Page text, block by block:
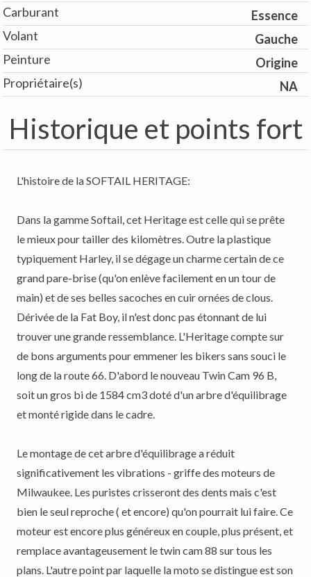
Carburant
Essence
Volant
Gauche
Peinture
Origine
Propriétaire(s)
NA
Historique et points fort
L'histoire de la SOFTAIL HERITAGE:
Dans la gamme Softail, cet Heritage est celle qui se prête
le mieux pour tailler des kilomètres. Outre la plastique
typiquement Harley, il se dégage un charme certain de ce
grand pare-brise (qu'on enlève facilement en un tour de
main) et de ses belles sacoches en cuir ornées de clous.
Dérivée de la Fat Boy, il n'est donc pas étonnant de lui
trouver une grande ressemblance. L'Heritage compte sur
de bons arguments pour emmener les bikers sans souci le
long de la route 66. D'abord le nouveau Twin Cam 96 B,
soit un gros bi de 1584 cm3 doté d'un arbre d'équilibrage
et monté rigide dans le cadre.
Le montage de cet arbre d'équilibrage a réduit
significativement les vibrations - griffe des moteurs de
Milwaukee. Les puristes crisseront des dents mais c'est
bien le seul reproche ( et encore) qu'on pourrait lui faire. Ce
moteur est encore plus généreux en couple, plus présent, et
remplace avantageusement le twin cam 88 sur tous les
plans. L'autre point par laquelle la moto se distingue est son